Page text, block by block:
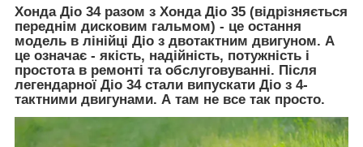
Хонда Діо 34 разом з Хонда Діо 35 (відрізняється
переднім дисковим гальмом) - це остання
модель в лінійці Діо з двотактним двигуном. А
це означає - якість, надійність, потужність і
простота в ремонті та обслуговуванні. Після
легендарної Діо 34 стали випускати Діо з 4-
тактними двигунами. А там не все так просто.